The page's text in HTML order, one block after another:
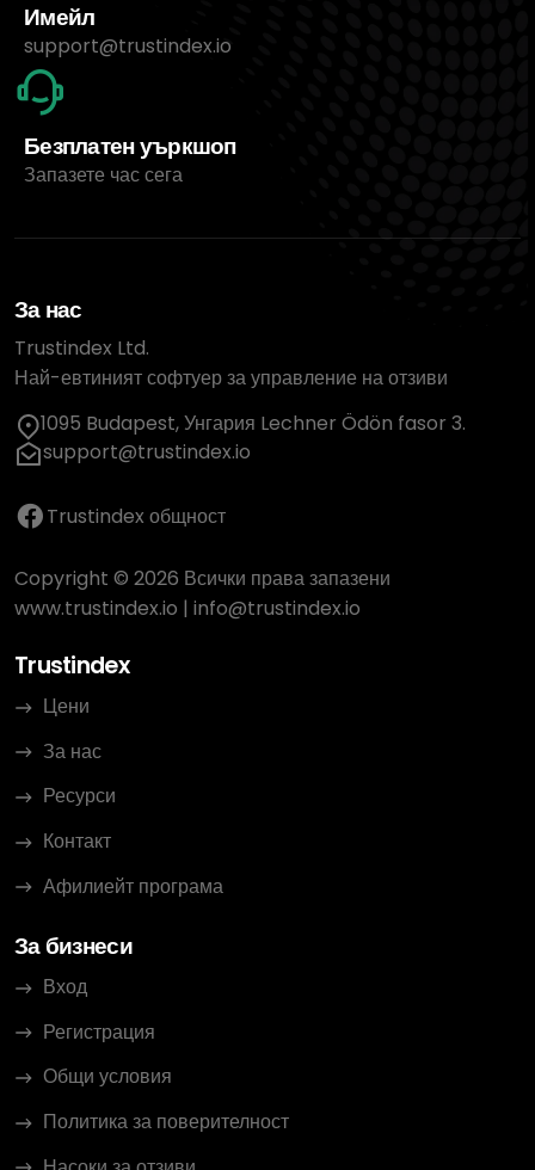
Имейл
support@trustindex.io
Безплатен уъркшоп
Запазете час сега
За нас
Trustindex Ltd.
Най-евтиният софтуер за управление на отзиви
1095 Budapest, Унгария Lechner Ödön fasor 3.
support@trustindex.io
Trustindex общност
Copyright © 2026 Всички права запазени
www.trustindex.io | info@trustindex.io
Trustindex
Цени
За нас
Ресурси
Контакт
Афилиейт програма
За бизнеси
Вход
Регистрация
Общи условия
Политика за поверителност